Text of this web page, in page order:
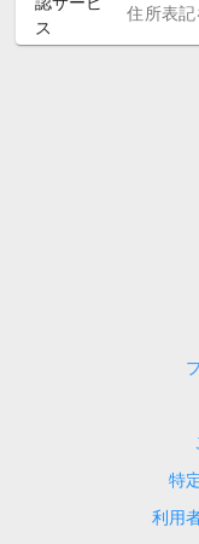
住所表
特
利用